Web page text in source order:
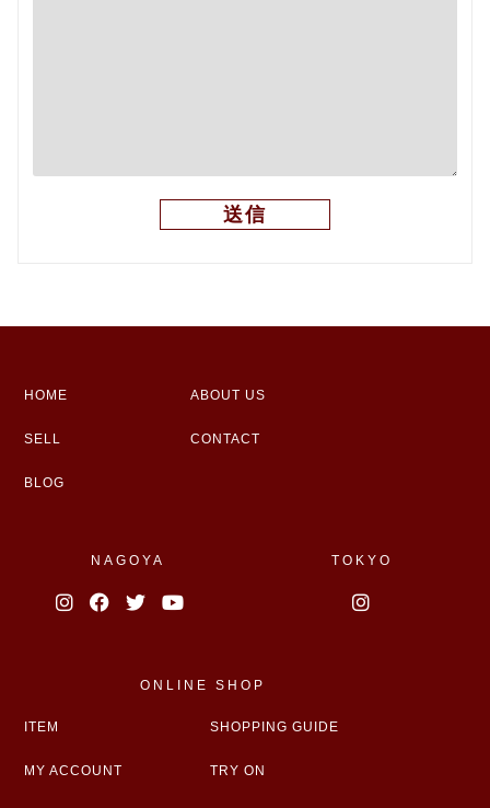
HOME ABOUT US
SELL CONTACT
BLOG
NAGOYA TOKYO
ONLINE SHOP
ITEM SHOPPING GUIDE
MY ACCOUNT TRY ON